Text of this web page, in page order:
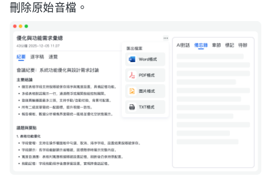
刪除原始音檔。